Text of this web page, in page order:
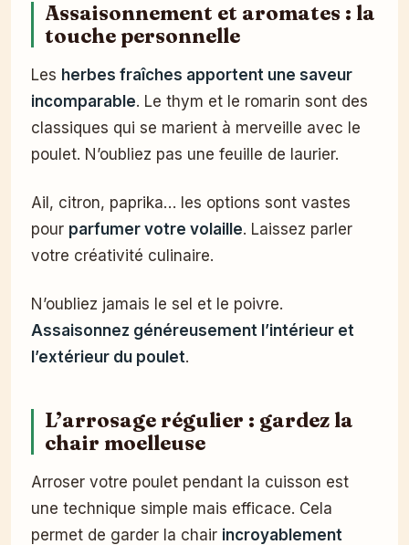
Assaisonnement et aromates : la
touche personnelle
Les herbes fraîches apportent une saveur
incomparable. Le thym et le romarin sont des
classiques qui se marient à merveille avec le
poulet. N’oubliez pas une feuille de laurier.
Ail, citron, paprika… les options sont vastes
pour parfumer votre volaille. Laissez parler
votre créativité culinaire.
N’oubliez jamais le sel et le poivre.
Assaisonnez généreusement l’intérieur et
l’extérieur du poulet.
L’arrosage régulier : gardez la
chair moelleuse
Arroser votre poulet pendant la cuisson est
une technique simple mais efficace. Cela
permet de garder la chair incroyablement